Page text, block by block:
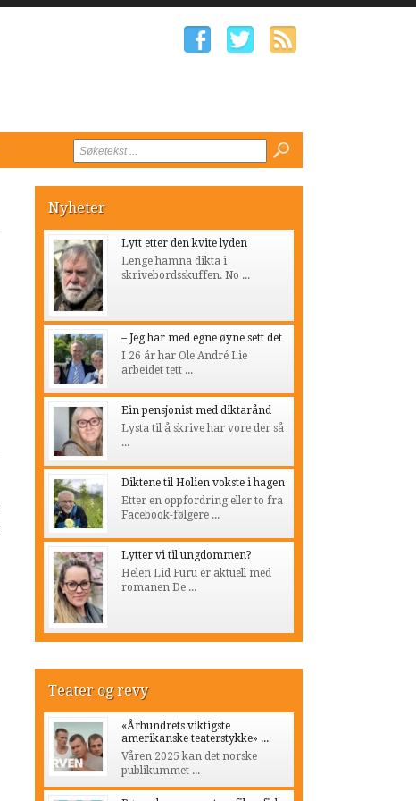
Nyheter
Lytt etter den kvite lyden
Lenge hamna dikta i
skrivebordsskuffen. No ...
– Jeg har med egne øyne sett det
I 26 år har Ole André Lie
arbeidet tett ...
Ein pensjonist med diktarånd
Lysta til å skrive har vore der så
...
Diktene til Holien vokste i hagen
Etter en oppfordring eller to fra
Facebook-følgere ...
Lytter vi til ungdommen?
Helen Lid Furu er aktuell med
romanen De ...
Teater og revy
«Århundrets viktigste
amerikanske teaterstykke» ...
Våren 2025 kan det norske
publikummet ...